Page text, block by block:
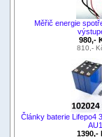
Měřič energie
980,-
810,-
Články baterie Lifepo4
1390,-